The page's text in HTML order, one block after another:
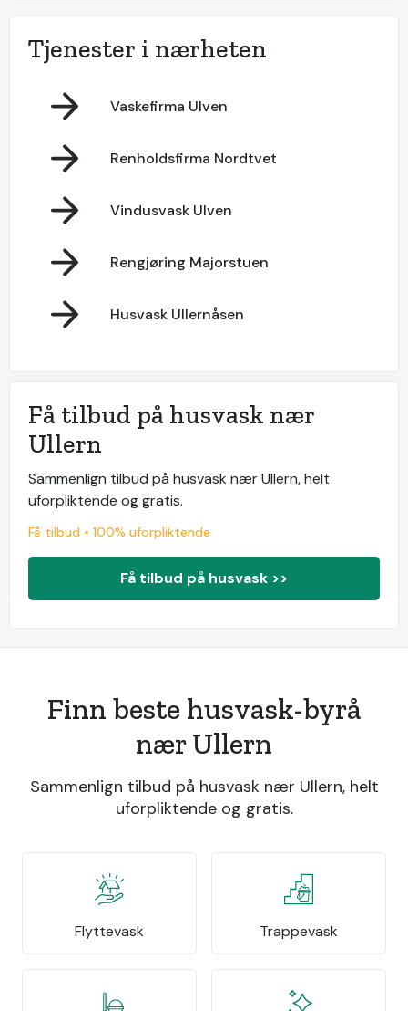
Tjenester i nærheten
Vaskefirma Ulven
Renholdsfirma Nordtvet
Vindusvask Ulven
Rengjøring Majorstuen
Husvask Ullernåsen
Få tilbud på husvask nær
Ullern
Sammenlign tilbud på husvask nær Ullern, helt
uforpliktende og gratis.
Få tilbud • 100% uforpliktende
Få tilbud på husvask >>
Finn beste husvask-byrå
nær Ullern
Sammenlign tilbud på husvask nær Ullern, helt
uforpliktende og gratis.
Flyttevask Trappevask